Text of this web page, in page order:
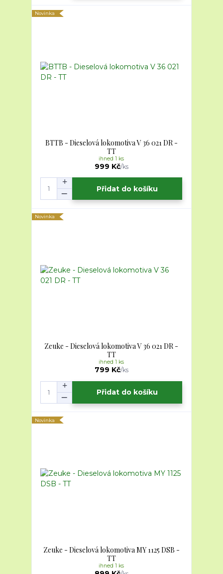
Novinka
BTTB - Dieselová lokomotiva V 36 021 DR -
TT
999 Kč/ks
ihned 1 ks
Přidat do košíku
Novinka
Zeuke - Dieselová lokomotiva V 36 021 DR -
TT
799 Kč/ks
ihned 1 ks
Přidat do košíku
Novinka
Zeuke - Dieselová lokomotiva MY 1125 DSB -
TT
ihned 1 ks